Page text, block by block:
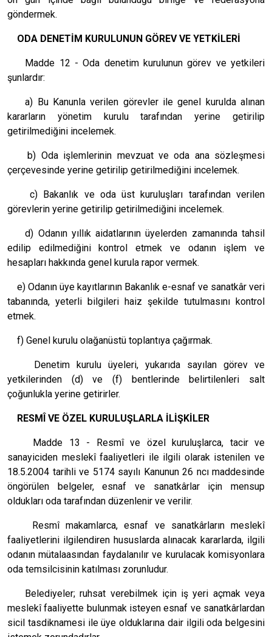
göndermek.
ODA DENETİM KURULUNUN GÖREV VE YETKİLERİ
Madde 12 - Oda denetim kurulunun görev ve yetkileri
şunlardır:
a) Bu Kanunla verilen görevler ile genel kurulda alınan
kararların yönetim kurulu tarafından yerine getirilip
getirilmediğini incelemek.
b) Oda işlemlerinin mevzuat ve oda ana sözleşmesi
çerçevesinde yerine getirilip getirilmediğini incelemek.
c) Bakanlık ve oda üst kuruluşları tarafından verilen
görevlerin yerine getirilip getirilmediğini incelemek.
d) Odanın yıllık aidatlarının üyelerden zamanında tahsil
edilip edilmediğini kontrol etmek ve odanın işlem ve
hesapları hakkında genel kurula rapor vermek.
e) Odanın üye kayıtlarının Bakanlık e-esnaf ve sanatkâr veri
tabanında, yeterli bilgileri haiz şekilde tutulmasını kontrol
etmek.
f) Genel kurulu olağanüstü toplantıya çağırmak.
Denetim kurulu üyeleri, yukarıda sayılan görev ve
yetkilerinden (d) ve (f) bentlerinde belirtilenleri salt
çoğunlukla yerine getirirler.
RESMÎ VE ÖZEL KURULUŞLARLA İLİŞKİLER
Madde 13 - Resmî ve özel kuruluşlarca, tacir ve
sanayiciden meslekî faaliyetleri ile ilgili olarak istenilen ve
18.5.2004 tarihli ve 5174 sayılı Kanunun 26 ncı maddesinde
öngörülen belgeler, esnaf ve sanatkârlar için mensup
oldukları oda tarafından düzenlenir ve verilir.
Resmî makamlarca, esnaf ve sanatkârların meslekî
faaliyetlerini ilgilendiren hususlarda alınacak kararlarda, ilgili
odanın mütalaasından faydalanılır ve kurulacak komisyonlara
oda temsilcisinin katılması zorunludur.
Belediyeler; ruhsat verebilmek için iş yeri açmak veya
meslekî faaliyette bulunmak isteyen esnaf ve sanatkârlardan
sicil tasdiknamesi ile üye olduklarına dair ilgili oda belgesini